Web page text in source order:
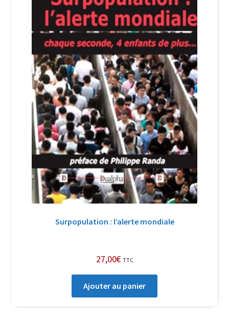
Login Customizer
Newsletter
Nous Contacter
Panier
Politique de confidentialité et cookies
Qui sommes-nous ?
Soutien à Philippe Randa
Suivi de la Commande
Surpopulation : l’alerte mondiale
27,00€ TTC
Ajouter au panier